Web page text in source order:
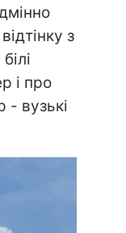
з
і про
- вузькі